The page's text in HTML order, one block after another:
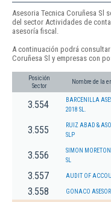
Asesoria Tecnica Coruñesa Sl
del sector Actividades de
asesoría fiscal.
A continuación podrá
Coruñesa Sl y empresas con
Posición
Sector
Nombre de la
3.554
BARCENILLA
2018 SL.
3.555
RUIZ ABAD &
SLP
3.556
SIMON MORETON
SL
3.557 AUDIT OF
3.558 GONACO